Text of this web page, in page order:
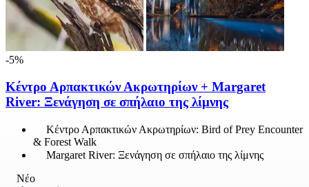
-5%
Κέντρο Αρπακτικών Ακρωτηρίων + Margaret
River: Ξενάγηση σε σπήλαιο της λίμνης
Κέντρο Αρπακτικών Ακρωτηρίων: Bird of Prey Encounter
& Forest Walk
Margaret River: Ξενάγηση σε σπήλαιο της λίμνης
Νέο